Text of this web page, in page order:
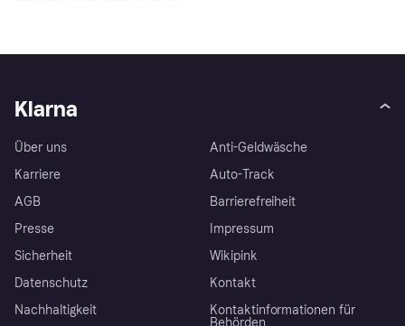
Klarna
Über uns
Karriere
AGB
Presse
Sicherheit
Datenschutz
Nachhaltigkeit
Anti-Geldwäsche
Auto-Track
Barrierefreiheit
Impressum
Wikipink
Kontakt
Kontaktinformationen für
Behörden